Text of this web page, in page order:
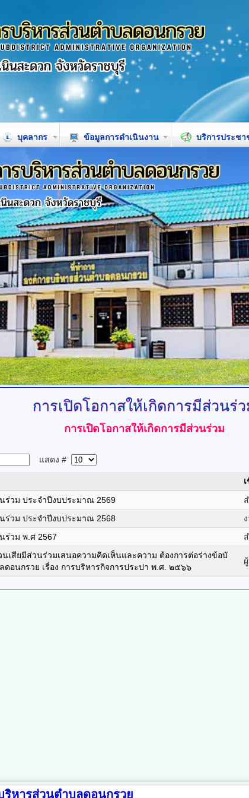
บุคลากร ข้อมูลการดำเนินงาน บริการประช
การเปิดโอกาสให้เกิดการมีส่วนร่
การเปิดโอกาสให้เกิดการมีส่วนร่วม
แสดง #
ร่วม ประจำปีงบประมาณ 2569
ร่วม ประจำปีงบประมาณ 2568
ร่วม พ.ศ 2567
เสียมีส่วนร่วมเสนอความคิดเห็นและความ ต้องการต่อร่างข้อบั
อนกรวย เรื่อง การบริหารกิจการประปา พ.ศ. ๒๕๖๖
ริหารส่วนตำบลดอนกรวย